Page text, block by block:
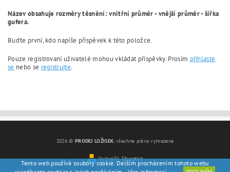
Název obsahuje rozměry těsnění: vnitřní průměr - vnější průměr - šířka
gufera.
Buďte první, kdo napíše příspěvek k této položce.
Pouze registrovaní uživatelé mohou vkládat příspěvky. Prosím přihlaste
se nebo se registrujte.
2026 © PRODEJ LOŽISEK, všechna práva vyhrazena
Vytvořil Shoptet
Tento web používá soubory cookie. Dalším procházením tohoto webu